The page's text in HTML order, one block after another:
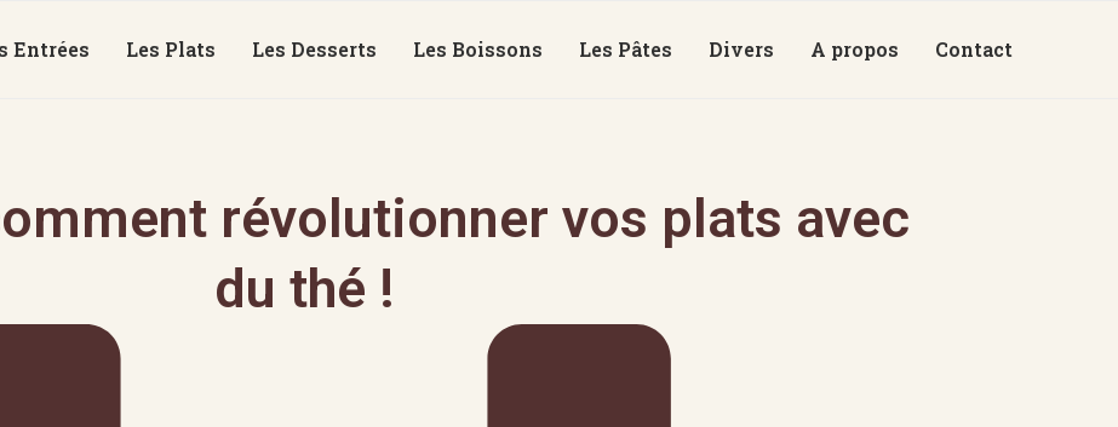
Entrées Les Plats Les Desserts Les Boissons Les Pâtes Divers A propos Contact
révolutionner vos plats avec
du thé !